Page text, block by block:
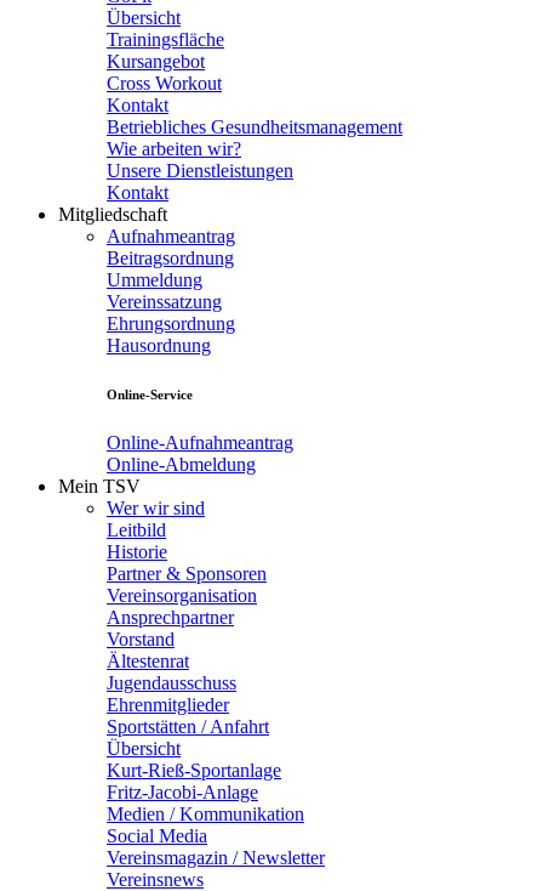
Übersicht
Trainingsfläche
Kursangebot
Cross Workout
Kontakt
Betriebliches Gesundheitsmanagement
Wie arbeiten wir?
Unsere Dienstleistungen
Kontakt
Mitgliedschaft
Aufnahmeantrag
Beitragsordnung
Ummeldung
Vereinssatzung
Ehrungsordnung
Hausordnung
Online-Service
Online-Aufnahmeantrag
Online-Abmeldung
Mein TSV
Wer wir sind
Leitbild
Historie
Partner & Sponsoren
Vereinsorganisation
Ansprechpartner
Vorstand
Ältestenrat
Jugendausschuss
Ehrenmitglieder
Sportstätten / Anfahrt
Übersicht
Kurt-Rieß-Sportanlage
Fritz-Jacobi-Anlage
Medien / Kommunikation
Social Media
Vereinsmagazin / Newsletter
Vereinsnews